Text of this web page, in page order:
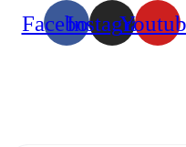
FacebookInstagram